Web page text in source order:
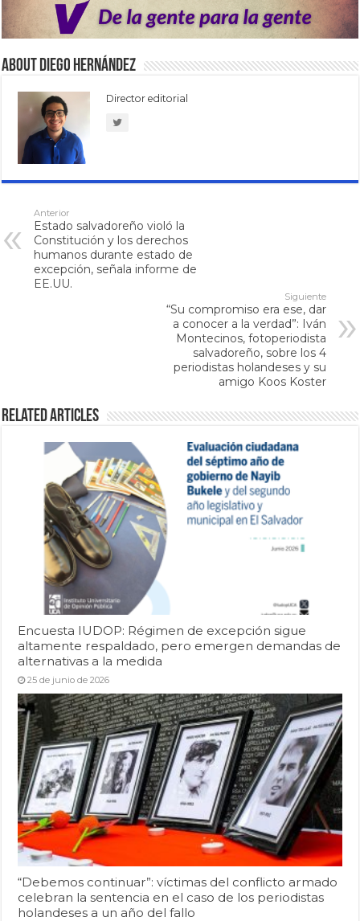
About Diego Hernández
Director editorial
Anterior
Estado salvadoreño violó la
Constitución y los derechos
humanos durante estado de
excepción, señala informe de
EE.UU.
Siguiente
“Su compromiso era ese, dar
a conocer a la verdad”: Iván
Montecinos, fotoperiodista
salvadoreño, sobre los 4
periodistas holandeses y su
amigo Koos Koster
Related Articles
Encuesta IUDOP: Régimen de excepción sigue
altamente respaldado, pero emergen demandas de
alternativas a la medida
25 de junio de 2026
“Debemos continuar”: víctimas del conflicto armado
celebran la sentencia en el caso de los periodistas
holandeses a un año del fallo